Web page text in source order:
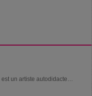
un artiste autodidacte